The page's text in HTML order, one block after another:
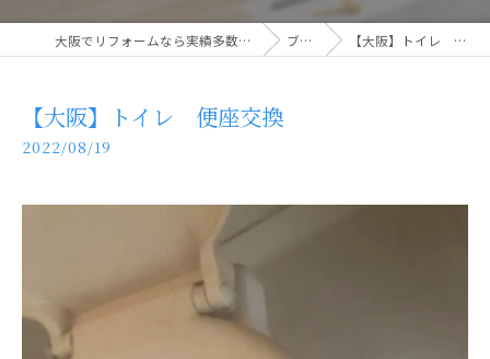
大阪でリフォームなら実績多数のギヤドック ブログ 【大阪】トイレ 便座交換
【大阪】トイレ 便座交換
2022/08/19